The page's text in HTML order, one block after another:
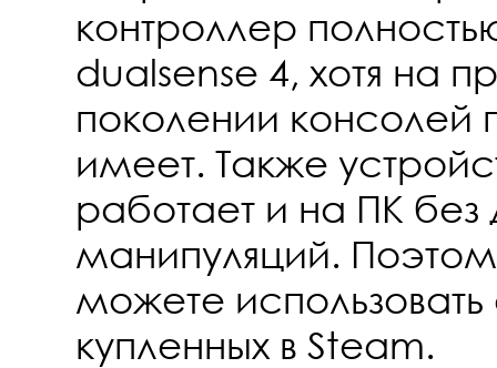
контроллер
dualsense 4, хотя на
поколении консолей
имеет. Также
работает и на ПК без
манипуляций.
можете
купленных в Steam.